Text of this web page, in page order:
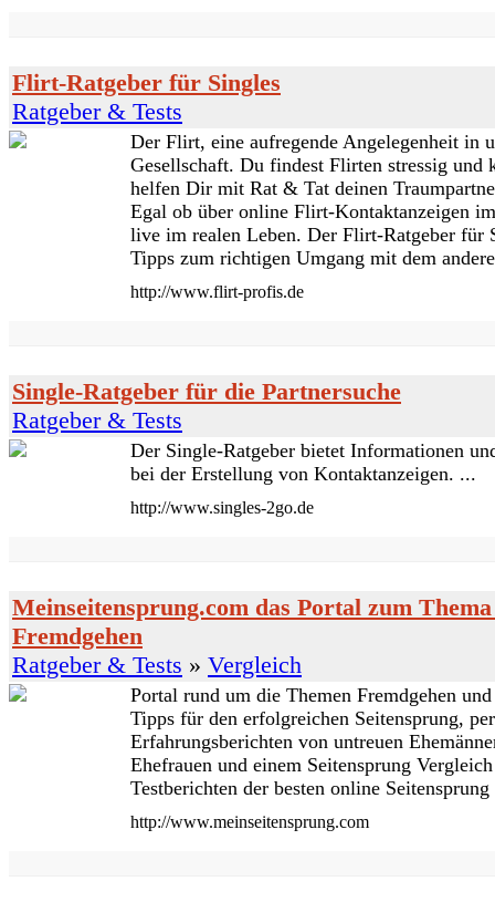
Flirt-Ratgeber für Singles
Ratgeber & Tests
Der Flirt, eine aufregende Angelegenheit in
Gesellschaft. Du findest Flirten stressig und
helfen Dir mit Rat & Tat deinen
Egal ob über online Flirt-Kontaktanzeigen
live im realen Leben. Der Flirt-Ratgeber für
Tipps zum richtigen Umgang mit dem
http://www.flirt-profis.de
Single-Ratgeber für die Partnersuche
Ratgeber & Tests
Der Single-Ratgeber bietet Informationen
bei der Erstellung von Kontaktanzeigen. ...
http://www.singles-2go.de
Meinseitensprung.com das Portal zum
Fremdgehen
Ratgeber & Tests » Vergleich
Portal rund um die Themen Fremdgehen
Tipps für den erfolgreichen Seitensprung,
Erfahrungsberichten von untreuen
Ehefrauen und einem Seitensprung
Testberichten der besten online
http://www.meinseitensprung.com